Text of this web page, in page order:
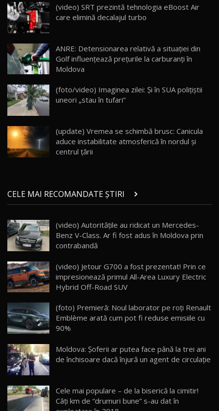
16
AutoBlogMD
13:10
17 20:06
Va fi modelul nr.1 BYD în Moldova? BYD Seal U
30:08
AutoBlog.MD
23:36
20
Noul ZEEKR 7X / Test Drive AutoBlog.MD
29:08
21
AutoBlog.MD
16:59
22
Noua Mazda 6e / Test Drive AutoBlog.MD
26:59
23
Lynk & Co 01 / Test Drive AutoBlog.MD
25:19
24
ZEEKR 009: Cel mai Performant și Confortabil
Van Electric Testat în Moldova / AutoBlog.MD
26:38
25
mai Exclusiv și Puternic Defender Testat în
Moldova
32:21
26
AutoBlog.MD
10:57
(video) SRT prezintă tehnologia eBoost Air
care elimină decalajul turbo
ANRE: Detensionarea relativă a situației din
Golf influențează prețurile la carburanți în
Moldova
(foto/video) Imaginea zilei: Și în SUA polițiștii
uneori „stau în tufari”
(update) Vremea se schimbă brusc: Canicula
aduce instabilitate atmosferică în nordul și
centrul țării
CELE MAI RECOMANDATE ȘTIRI
(video) Autoritățile au ridicat un Mercedes-
Benz V-Class. Ar fi fost adus în Moldova prin
contrabandă
(video) Jetour G700 a fost prezentat! Prin ce
impresionează primul All-Area Luxury Electric
Hybrid Off-Road SUV
(foto) Premieră: Noul laborator pe roți Renault
Emblème arată cum pot fi reduse emisiile cu
90%
Moldova: Șoferii ar putea face până la trei ani
de închisoare dacă înjură un agent de circulaţie
Cele mai populare – de la biserică la cimitir!
Câţi km de “drumuri bune” s-au dat în